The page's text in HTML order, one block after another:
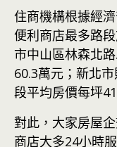
住商機構根據經
便利商店最多路
市中山區林森北
60.3萬元；新北
段平均房價每坪
對此，大家房屋
商店大多24小時